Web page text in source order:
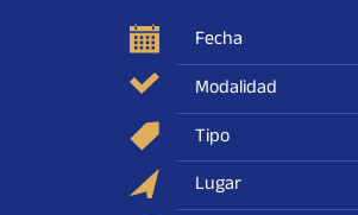
Fecha
Modalidad
Tipo
Lugar